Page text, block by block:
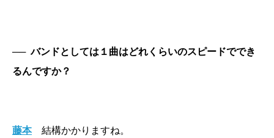
── バンドとしては１曲はどれくらいのスピードででき
るんですか？
藤本 結構かかりますね。